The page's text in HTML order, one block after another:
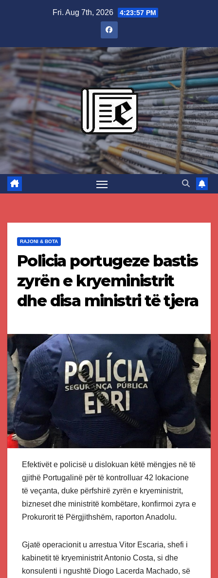
Fri. Aug 7th, 2026 4:23:58 PM
RAJONI & BOTA
Policia portugeze bastis
zyrën e kryeministrit
dhe disa ministri të tjera
Efektivët e policisë u dislokuan këtë mëngjes në të
gjithë Portugalinë për të kontrolluar 42 lokacione
të veçanta, duke përfshirë zyrën e kryeministrit,
bizneset dhe ministritë kombëtare, konfirmoi zyra e
Prokurorit të Përgjithshëm, raporton Anadolu.
Gjatë operacionit u arrestua Vitor Escaria, shefi i
kabinetit të kryeministrit Antonio Costa, si dhe
konsulenti i ngushtë Diogo Lacerda Machado, së